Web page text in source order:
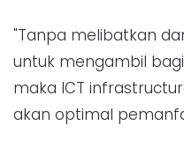
"Tanpa melibatkan
untuk mengambil
maka ICT
akan optimal